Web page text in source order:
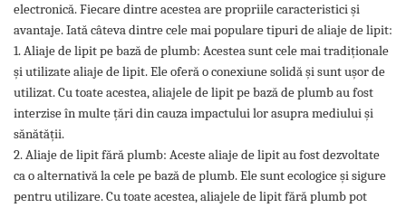
electronică. Fiecare dintre acestea are propriile caracteristici și
avantaje. Iată câteva dintre cele mai populare tipuri de aliaje de lipit:
1. Aliaje de lipit pe bază de plumb: Acestea sunt cele mai tradiționale
și utilizate aliaje de lipit. Ele oferă o conexiune solidă și sunt ușor de
utilizat. Cu toate acestea, aliajele de lipit pe bază de plumb au fost
interzise în multe țări din cauza impactului lor asupra mediului și
sănătății.
2. Aliaje de lipit fără plumb: Aceste aliaje de lipit au fost dezvoltate
ca o alternativă la cele pe bază de plumb. Ele sunt ecologice și sigure
pentru utilizare. Cu toate acestea, aliajele de lipit fără plumb pot